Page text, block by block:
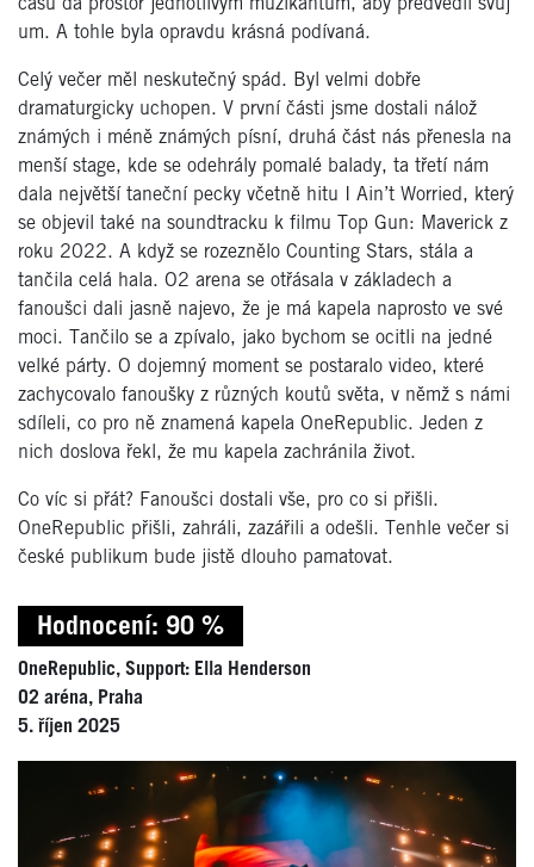
času dá prostor jednotlivým muzikantům, aby předvedli svůj
um. A tohle byla opravdu krásná podívaná.
Celý večer měl neskutečný spád. Byl velmi dobře
dramaturgicky uchopen. V první části jsme dostali nálož
známých i méně známých písní, druhá část nás přenesla na
menší stage, kde se odehrály pomalé balady, ta třetí nám
dala největší taneční pecky včetně hitu I Ain’t Worried, který
se objevil také na soundtracku k filmu Top Gun: Maverick z
roku 2022. A když se rozeznělo Counting Stars, stála a
tančila celá hala. O2 arena se otřásala v základech a
fanoušci dali jasně najevo, že je má kapela naprosto ve své
moci. Tančilo se a zpívalo, jako bychom se ocitli na jedné
velké párty. O dojemný moment se postaralo video, které
zachycovalo fanoušky z různých koutů světa, v němž s námi
sdíleli, co pro ně znamená kapela OneRepublic. Jeden z
nich doslova řekl, že mu kapela zachránila život.
Co víc si přát? Fanoušci dostali vše, pro co si přišli.
OneRepublic přišli, zahráli, zazářili a odešli. Tenhle večer si
české publikum bude jistě dlouho pamatovat.
Hodnocení: 90 %
OneRepublic, Support: Ella Henderson
O2 aréna, Praha
5. říjen 2025